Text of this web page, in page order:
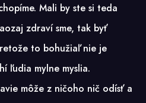
Mali by ste si teda
zdraví sme, tak byť
to bohužiaľ nie je
ľudia mylne myslia.
môže z ničoho nič odísť a